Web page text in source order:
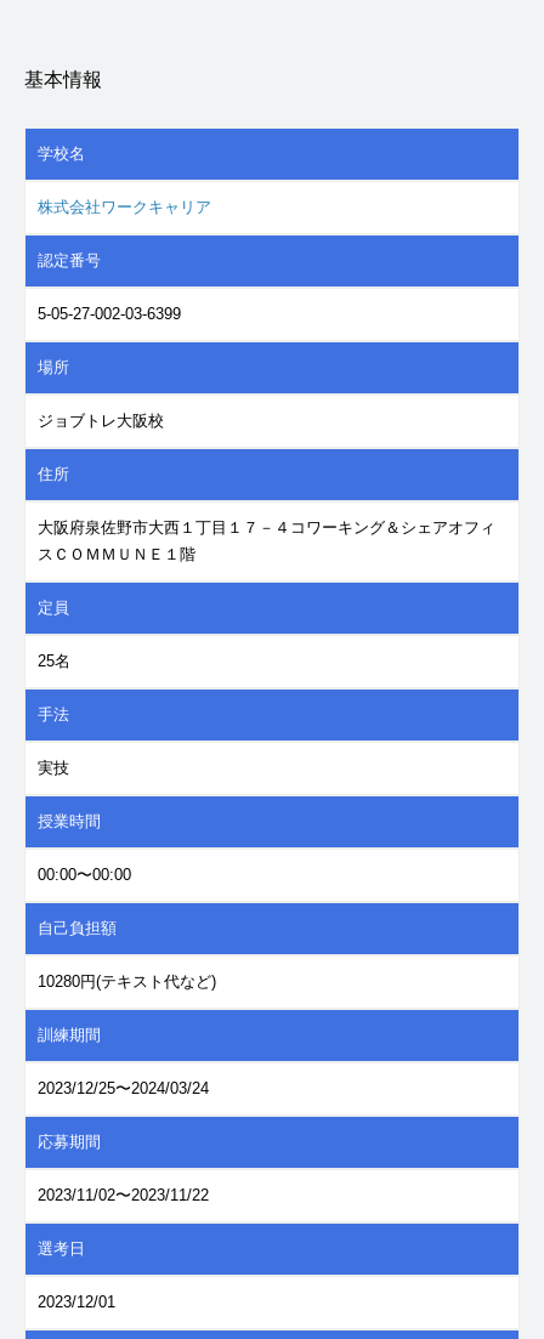
基本情報
学校名
株式会社ワークキャリア
認定番号
5-05-27-002-03-6399
場所
ジョブトレ大阪校
住所
大阪府泉佐野市大西１丁目１７－４コワーキング＆シェアオフィ
スＣＯＭＭＵＮＥ１階
定員
25名
手法
実技
授業時間
00:00〜00:00
自己負担額
10280円(テキスト代など)
訓練期間
2023/12/25〜2024/03/24
応募期間
2023/11/02〜2023/11/22
選考日
2023/12/01